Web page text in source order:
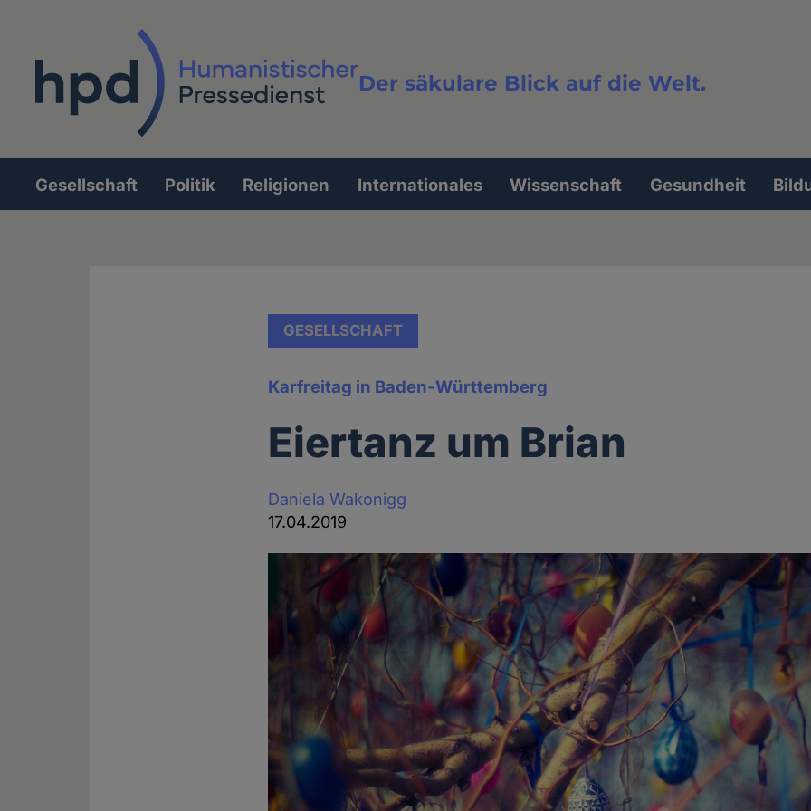
Der säkulare Blick auf die Welt.
Volltextsuche
Hauptnavigation
Gesellschaft Politik Religionen Internationales Wissenschaft Gesundheit
GESELLSCHAFT
Karfreitag in Baden-Württemberg
Eiertanz um Brian
Daniela Wakonigg
17.04.2019